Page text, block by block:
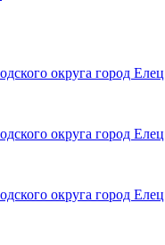
округа город
округа город
округа город